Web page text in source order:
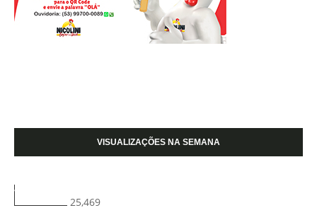
VISUALIZAÇÕES NA SEMANA
25,469